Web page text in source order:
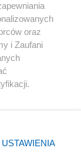
Youtube
oraz
i Zaufani
prywatności
USTAWIENIA